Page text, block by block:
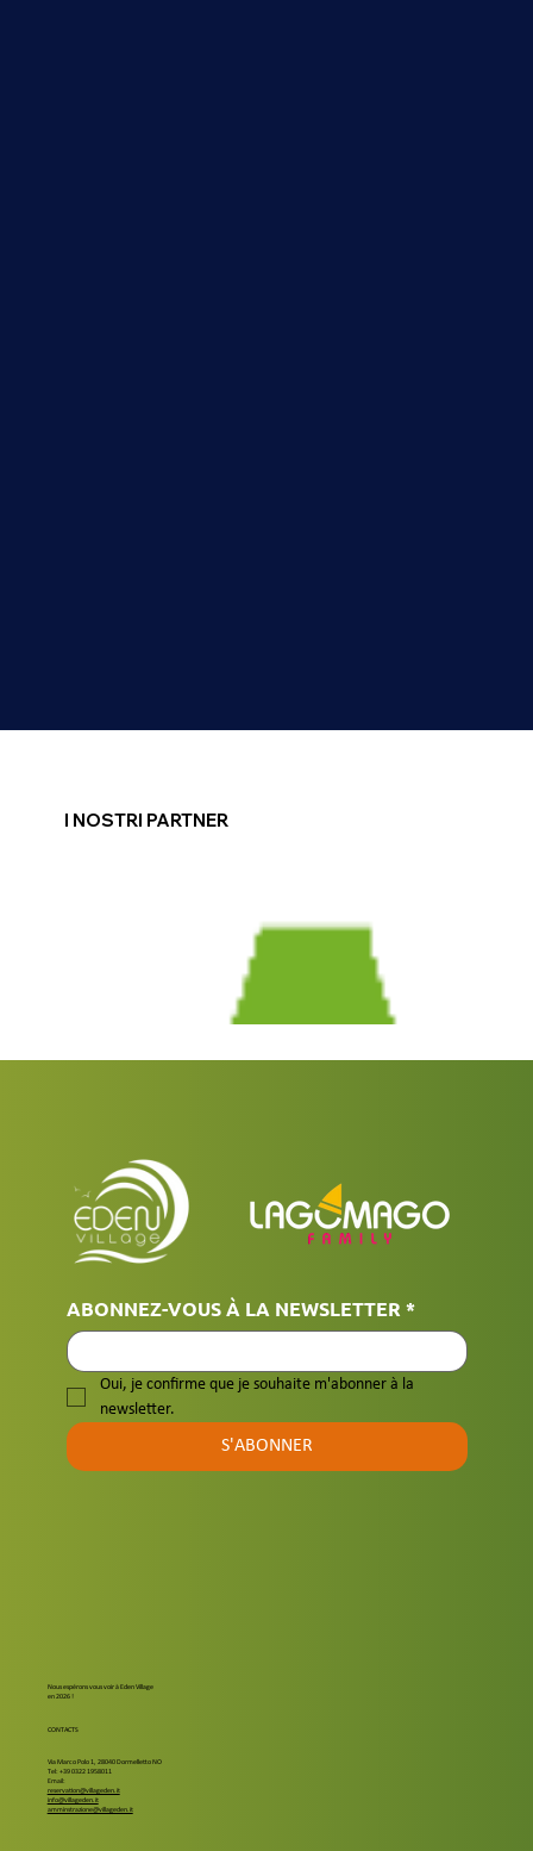
I NOSTRI PARTNER
ABONNEZ-VOUS À LA NEWSLETTER *
Oui, je confirme que je souhaite m'abonner à la
newsletter.
S'ABONNER
Nous espérons vous voir à Eden Village
en 2026 !
CONTACTS
Via Marco Polo 1, 28040 Dormelletto NO
Tel: +39 0322 1958011
Email:
reservation@villageden.it
info@villageden.it
amminstrazione@villageden.it